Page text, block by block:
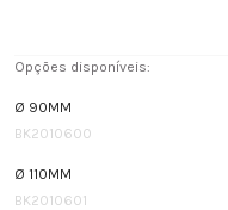
Opções disponíveis:
Ø 90MM
BK2010600
Ø 110MM
BK2010601